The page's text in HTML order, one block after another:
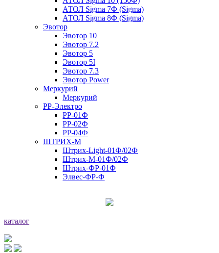
АТОЛ Sigma 7Ф (Sigma)
АТОЛ Sigma 8Ф (Sigma)
Эвотор
Эвотор 10
Эвотор 7.2
Эвотор 5
Эвотор 5I
Эвотор 7.3
Эвотор Power
Меркурий
Меркурий
РР-Электро
РР-01Ф
РР-02Ф
РР-04Ф
ШТРИХ-М
Штрих-Light-01Ф/02Ф
Штрих-М-01Ф/02Ф
Штрих-ФР-01Ф
Элвес-ФР-Ф
каталог